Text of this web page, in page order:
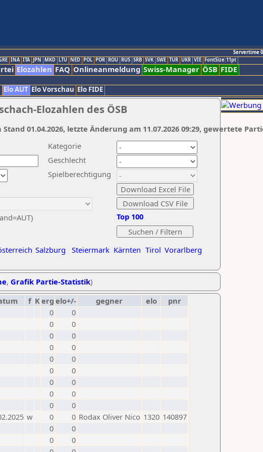
Servertime
INA ITA JPN MKD LTU NED POL POR ROU RUS SRB SVK SWE TUR UKR VIE FontSize:11pt
Elozahlen FAQ Onlineanmeldung Swiss-Manager ÖSB FIDE
Elo AUT Elo Vorschau Elo FIDE
Elozahlen des ÖSB
Kategorie
Geschlecht
Spielberechtigung
Salzburg Steiermark Kärnten Tirol Vorarlberg
Top 100
Stand 01.04.2026, letzte Änderung am 11.07.2026 09:29, gewertete
, Grafik Partie-Statistik)
f Kerg elo+/- gegner elo
pnr
0
0
0
0
0
0
0
0
0
0
0
0
0
0
0
0
0
0
w 0 0 Rodax Oliver Nico 1320 140897
0
0
0
0